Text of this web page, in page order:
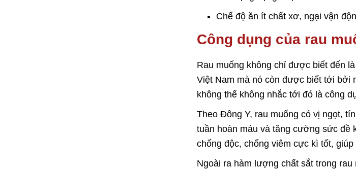
Chế độ ăn ít chất xơ, ngại vận
Công dụng của rau
Rau muống không chỉ được biết đến
Việt Nam mà nó còn được biết tới bởi
không thể không nhắc tới đó là công
Theo Đông Y, rau muống có vị ngọt,
tuần hoàn máu và tăng cường sức đề
chống độc, chống viêm cực kì tốt,
Ngoài ra hàm lượng chất sắt trong